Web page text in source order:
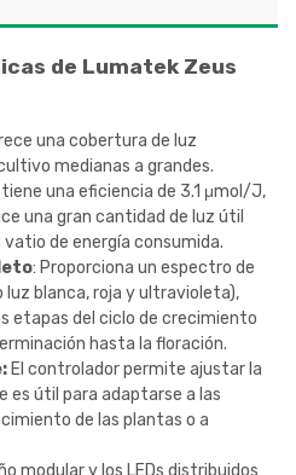
de Lumatek Zeus
una cobertura de luz
medianas a grandes.
una eficiencia de 3.1 μmol/J,
una gran cantidad de luz útil
de energía consumida.
: Proporciona un espectro de
blanca, roja y ultravioleta),
etapas del ciclo de crecimiento
hasta la floración.
El controlador permite ajustar la
es útil para adaptarse a las
de las plantas o a